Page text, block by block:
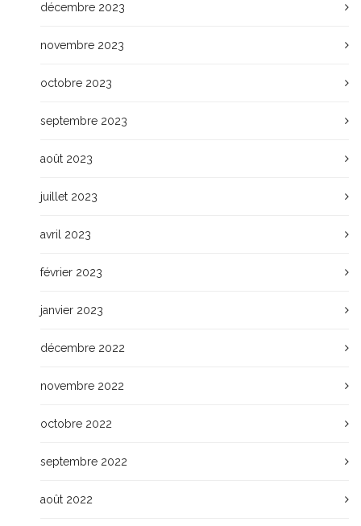
décembre 2023
novembre 2023
octobre 2023
septembre 2023
août 2023
juillet 2023
avril 2023
février 2023
janvier 2023
décembre 2022
novembre 2022
octobre 2022
septembre 2022
août 2022